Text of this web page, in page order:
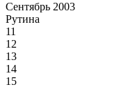
Сентябрь 2003
Рутина
11
12
13
14
15